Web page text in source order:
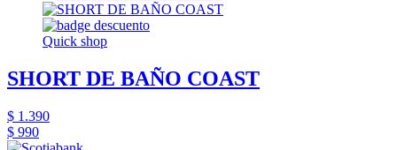
Quick shop
SHORT DE BAÑO COAST
$ 1.390
$ 990